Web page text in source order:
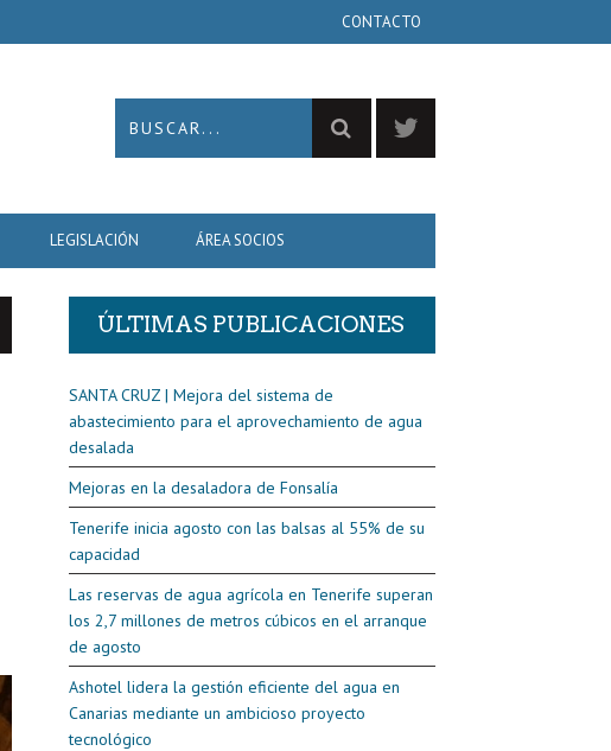
CONTACTO
LEGISLACIÓN ÁREA SOCIOS
ÚLTIMAS PUBLICACIONES
SANTA CRUZ | Mejora del sistema de
abastecimiento para el aprovechamiento de agua
desalada
Mejoras en la desaladora de Fonsalía
Tenerife inicia agosto con las balsas al 55% de su
capacidad
Las reservas de agua agrícola en Tenerife superan
los 2,7 millones de metros cúbicos en el arranque
de agosto
Ashotel lidera la gestión eficiente del agua en
Canarias mediante un ambicioso proyecto
tecnológico